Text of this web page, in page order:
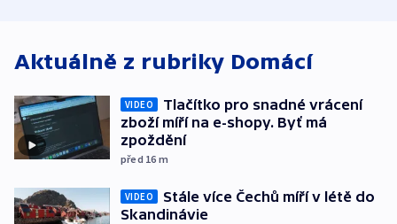
Aktuálně z rubriky Domácí
VIDEO
Tlačítko pro snadné vrácení
zboží míří na e-shopy. Byť má
zpoždění
před 16 m
VIDEO
Stále více Čechů míří v létě do
Skandinávie